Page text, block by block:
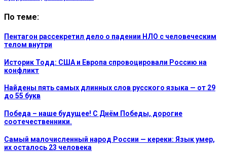
По теме:
Пентагон рассекретил дело о падении НЛО с человеческим
телом внутри
Историк Тодд: США и Европа спровоцировали Россию на
конфликт
Найдены пять самых длинных слов русского языка — от 29
до 55 букв
Победа – наше будущее! С Днём Победы, дорогие
соотечественники.
Самый малочисленный народ России — кереки: Язык умер,
их осталось 23 человека